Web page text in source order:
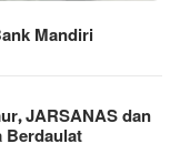
Mandiri
JARSANAS dan
Berdaulat